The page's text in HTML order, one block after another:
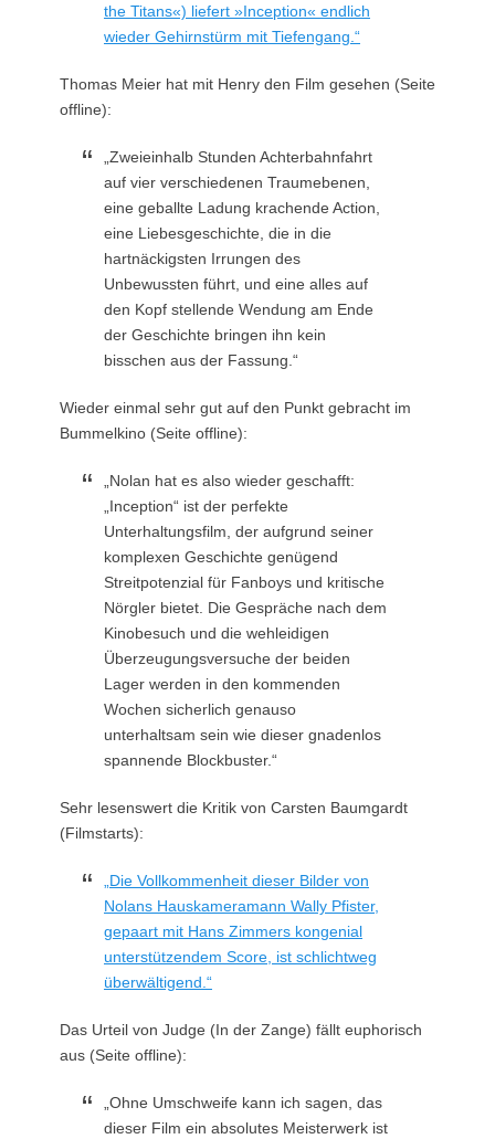
the Titans«) liefert »Inception« endlich
wieder Gehirnstürm mit Tiefengang.“
Thomas Meier hat mit Henry den Film gesehen (Seite
offline):
„Zweieinhalb Stunden Achterbahnfahrt
auf vier verschiedenen Traumebenen,
eine geballte Ladung krachende Action,
eine Liebesgeschichte, die in die
hartnäckigsten Irrungen des
Unbewussten führt, und eine alles auf
den Kopf stellende Wendung am Ende
der Geschichte bringen ihn kein
bisschen aus der Fassung.“
Wieder einmal sehr gut auf den Punkt gebracht im
Bummelkino (Seite offline):
„Nolan hat es also wieder geschafft:
„Inception“ ist der perfekte
Unterhaltungsfilm, der aufgrund seiner
komplexen Geschichte genügend
Streitpotenzial für Fanboys und kritische
Nörgler bietet. Die Gespräche nach dem
Kinobesuch und die wehleidigen
Überzeugungsversuche der beiden
Lager werden in den kommenden
Wochen sicherlich genauso
unterhaltsam sein wie dieser gnadenlos
spannende Blockbuster.“
Sehr lesenswert die Kritik von Carsten Baumgardt
(Filmstarts):
„Die Vollkommenheit dieser Bilder von
Nolans Hauskameramann Wally Pfister,
gepaart mit Hans Zimmers kongenial
unterstützendem Score, ist schlichtweg
überwältigend.“
Das Urteil von Judge (In der Zange) fällt euphorisch
aus (Seite offline):
„Ohne Umschweife kann ich sagen, das
dieser Film ein absolutes Meisterwerk ist